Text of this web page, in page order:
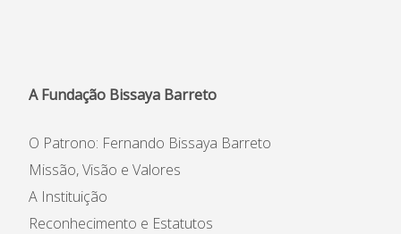
A Fundação Bissaya Barreto
O Patrono: Fernando Bissaya Barreto
Missão, Visão e Valores
A Instituição
Reconhecimento e Estatutos